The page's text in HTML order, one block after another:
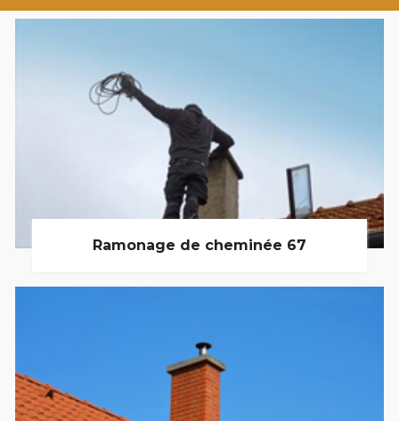
Ramonage de cheminée 67